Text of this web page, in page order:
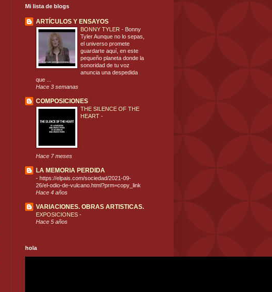
Mi lista de blogs
ARTÍCULOS Y ENSAYOS
BONNY TYLER - Bonny
Tyler Aunque no lo sepas,
el universo promete
guardarte aquí, en este
pequeño planeta donde la
sonoridad de tu voz
anuncia una despedida
que ...
Hace 3 semanas
COMPOSICIONES
THE SILENCE OF THE
HEART -
Hace 7 meses
LA MEMORIA PERDIDA
- https://elpais.com/sociedad/2021-09-
26/el-odio-de-vulcano.html?prm=copy_link
Hace 4 años
VARIACIONES. OBRAS ARTISTICAS.
EXPOSICIONES -
Hace 5 años
hola